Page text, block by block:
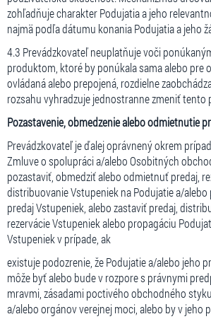
zohľadňuje charakter Podujatia a jeho
najmä podľa dátumu konania Podujatia a jeho
4.3 Prevádzkovateľ neuplatňuje voči
produktom, ktoré by ponúkala sama alebo pre
ovládaná alebo prepojená, rozdielne
rozsahu vyhradzuje jednostranne zmeniť tento
Pozastavenie, obmedzenie alebo odmietnutie
Prevádzkovateľ je ďalej oprávnený okrem
Zmluve o spolupráci a/alebo Osobitných
pozastaviť, obmedziť alebo odmietnuť predaj,
distribuovanie Vstupeniek na Podujatie a/
predaj Vstupeniek, alebo zastaviť predaj,
rezervácie Vstupeniek alebo propagáciu
Vstupeniek v prípade, ak
existuje podozrenie, že Podujatie a/alebo jeho
môže byť alebo bude v rozpore s právnymi
mravmi, zásadami poctivého obchodného
a/alebo orgánov verejnej moci, alebo by v jeho